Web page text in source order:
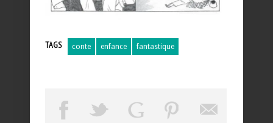
TAGS conte enfance fantastique